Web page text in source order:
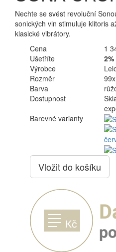
Nechte se svést revoluční
sonických vln stimuluje klitoris
klasické vibrátory.
Cena
1
Ušetříte
2%
Výrobce
Rozměr
Barva
Dostupnost
Barevné varianty
Vložit do košíku